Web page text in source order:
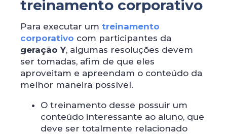
treinamento corporativo
Para executar um treinamento
corporativo com participantes da
geração Y, algumas resoluções devem
ser tomadas, afim de que eles
aproveitam e apreendam o conteúdo da
melhor maneira possível.
O treinamento desse possuir um
conteúdo interessante ao aluno, que
deve ser totalmente relacionado